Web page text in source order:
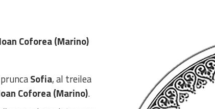
Coforea (Marino)
Sofia, al treilea
Coforea (Marino).